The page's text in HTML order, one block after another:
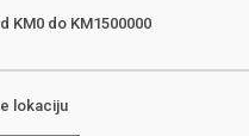
KM0 do KM1500000
lokaciju